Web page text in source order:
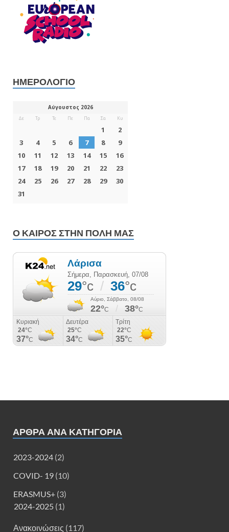
ΗΜΕΡΟΛΌΓΙΟ
Ο ΚΑΙΡΌΣ ΣΤΗΝ ΠΌΛΗ ΜΑΣ
ΑΡΘΡΑ ΑΝΑ ΚΑΤΗΓΟΡΊΑ
2023-2024 (2)
COVID- 19 (10)
ERASMUS+ (3)
2024-2025 (1)
Ανακοινώσεις (117)